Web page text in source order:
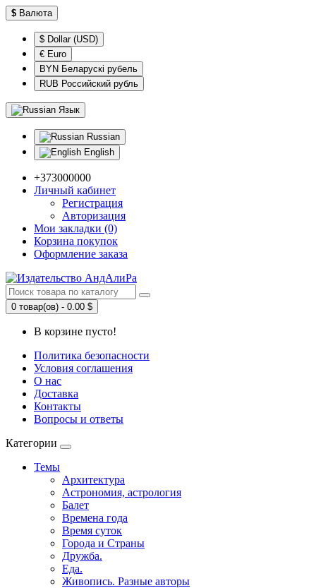
$ Валюта
$ Dollar (USD)
€ Euro
BYN Беларускі рубель
RUB Российский рубль
Язык
Russian
English
+373000000
Личный кабинет
Регистрация
Авторизация
Мои закладки (0)
Корзина покупок
Оформление заказа
0 товар(ов) - 0.00 $
В корзине пусто!
Политика безопасности
Условия соглашения
О нас
Доставка
Контакты
Вопросы и ответы
Категории
Темы
Архитектура
Астрономия, астрология
Балет
Времена года
Время суток
Города и Страны
Дружба.
Еда.
Живопись. Разные авторы